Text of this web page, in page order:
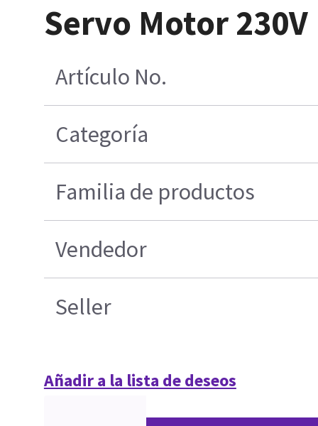
Servo Motor
Artículo No.
Categoría
Familia de productos
Vendedor
Seller
Añadir a la lista de deseos